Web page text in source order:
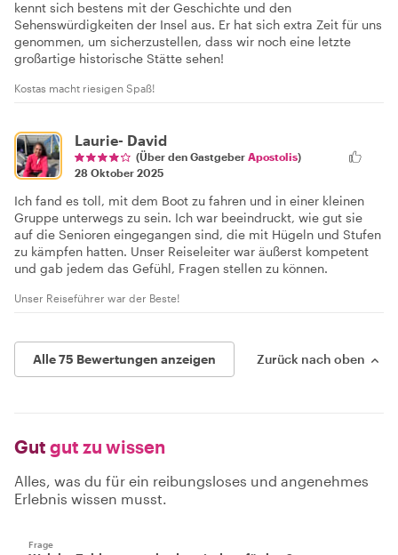
kennt sich bestens mit der Geschichte und den
Sehenswürdigkeiten der Insel aus. Er hat sich extra Zeit für uns
genommen, um sicherzustellen, dass wir noch eine letzte
großartige historische Stätte sehen!
Kostas macht riesigen Spaß!
Laurie- David
(Über den Gastgeber Apostolis)
28 Oktober 2025
Ich fand es toll, mit dem Boot zu fahren und in einer kleinen
Gruppe unterwegs zu sein. Ich war beeindruckt, wie gut sie
auf die Senioren eingegangen sind, die mit Hügeln und Stufen
zu kämpfen hatten. Unser Reiseleiter war äußerst kompetent
und gab jedem das Gefühl, Fragen stellen zu können.
Unser Reiseführer war der Beste!
Alle 75 Bewertungen anzeigen Zurück nach oben
Gut gut zu wissen
Alles, was du für ein reibungsloses und angenehmes
Erlebnis wissen musst.
Frage